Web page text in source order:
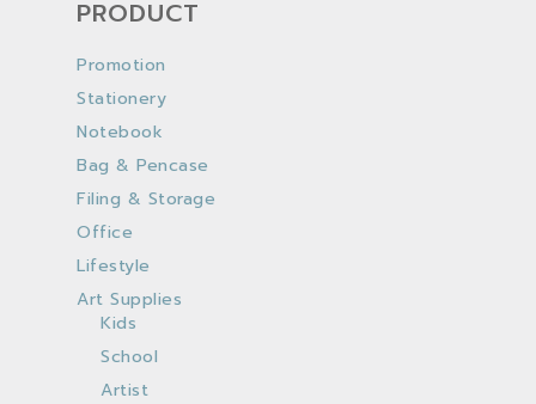
PRODUCT
Promotion
Stationery
Notebook
Bag & Pencase
Filing & Storage
Office
Lifestyle
Art Supplies
Kids
School
Artist